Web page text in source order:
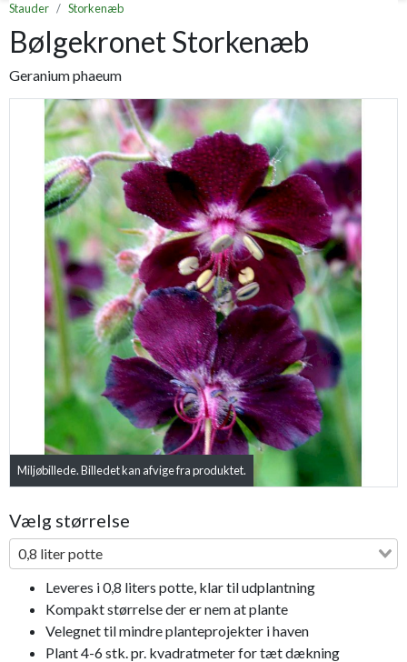
Stauder Storkenæb
Bølgekronet Storkenæb
Geranium phaeum
Miljøbillede. Billedet kan afvige fra produktet.
Previous
Vælg størrelse
0,8 liter potte
Leveres i 0,8 liters potte, klar til udplantning
Kompakt størrelse der er nem at plante
Velegnet til mindre planteprojekter i haven
Plant 4-6 stk. pr. kvadratmeter for tæt dækning